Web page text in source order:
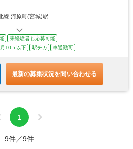
線 河原町(宮城)駅
未経験者も応募可能
10ｈ以下 駅チカ 車通勤可
最新の募集状況を問い合わせる
1
9件／9件